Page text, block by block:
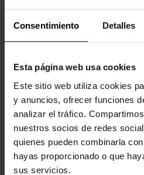
Consentimiento Detalles
Esta página web usa cookies
Este sitio web utiliza cookies
y anuncios, ofrecer funciones
analizar el tráfico.
nuestros socios de redes
quienes pueden combinarla
hayas proporcionado o que
sus servicios.
produto também
Chinelos unissex Puff Moc U...